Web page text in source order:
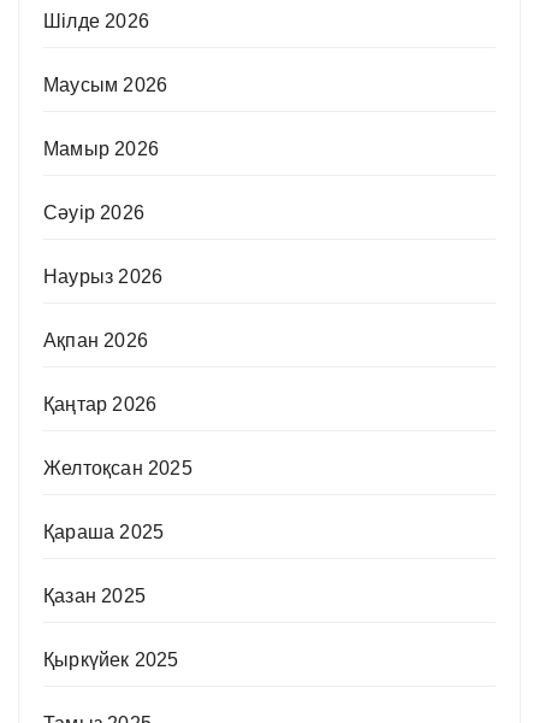
Шілде 2026
Маусым 2026
Мамыр 2026
Сәуір 2026
Наурыз 2026
Ақпан 2026
Қаңтар 2026
Желтоқсан 2025
Қараша 2025
Қазан 2025
Қыркүйек 2025